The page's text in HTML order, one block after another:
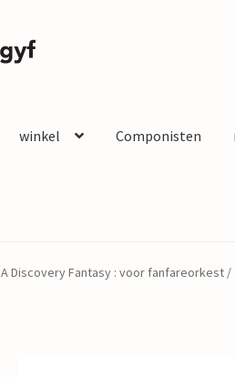
winkel Componisten
A Discovery Fantasy : voor fanfareorkest /